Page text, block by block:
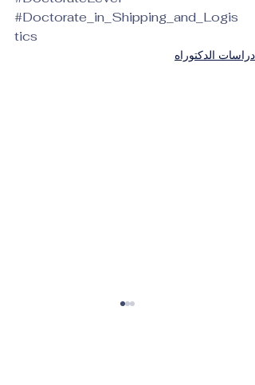
#Doctorate_in_Shipping_and_Logis
tics
دراسات الدكتوراه